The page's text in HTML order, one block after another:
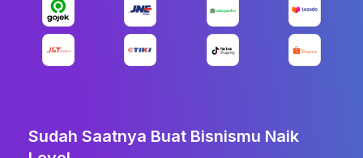
Sudah Saatnya Buat Bisnismu Naik